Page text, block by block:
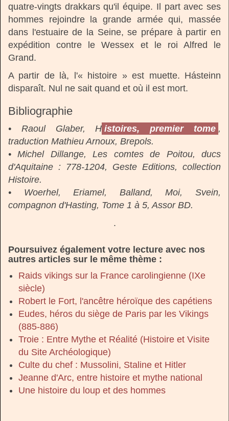
quatre-vingts drakkars qu'il équipe. Il part avec ses
hommes rejoindre la grande armée qui, massée
dans l'estuaire de la Seine, se prépare à partir en
expédition contre le Wessex et le roi Alfred le
Grand.
A partir de là, l'« histoire » est muette. Hásteinn
disparaît. Nul ne sait quand et où il est mort.
Bibliographie
• Raoul Glaber, H istoires, premier tome ,
traduction Mathieu Arnoux, Brepols.
• Michel Dillange, Les comtes de Poitou, ducs
d'Aquitaine : 778-1204, Geste Editions, collection
Histoire.
• Woerhel, Eriamel, Balland, Moi, Svein,
compagnon d'Hasting, Tome 1 à 5, Assor BD.
.
Poursuivez également votre lecture avec nos
autres articles sur le même thème :
Raids vikings sur la France carolingienne (IXe
siècle)
Robert le Fort, l'ancêtre héroïque des capétiens
Eudes, héros du siège de Paris par les Vikings
(885-886)
Troie : Entre Mythe et Réalité (Histoire et Visite
du Site Archéologique)
Culte du chef : Mussolini, Staline et Hitler
Jeanne d'Arc, entre histoire et mythe national
Une histoire du loup et des hommes